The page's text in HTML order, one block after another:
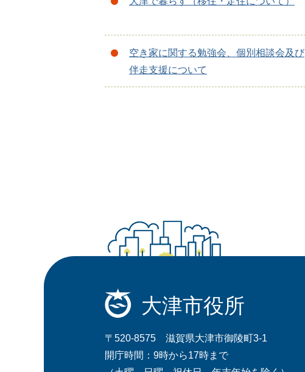
空き家に関する勉強会、個別相談会及び
伴走支援について
大津市役所
〒520-8575 滋賀県大津市御陵町3-1
開庁時間：9時から17時まで